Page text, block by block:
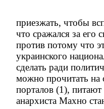
приезжать, чтобы
что сражался за
против потому что
украинского
сделать ради
можно прочитать на
порталов (1),
анархиста Махно